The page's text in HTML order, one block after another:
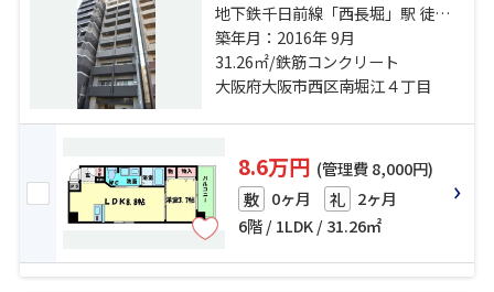
地下鉄千日前線「西長堀」駅 徒歩7
分 阪神電鉄阪神なんば「桜川」
駅 徒歩7分 地下鉄千日前線「桜川」
駅 徒歩7分
築年月：2016年 9月
31.26㎡/鉄筋コンクリート
大阪府大阪市西区南堀江４丁目
8.6万円 (管理費 8,000円)
敷 0ヶ月 礼 2ヶ月
6階 / 1LDK / 31.26㎡